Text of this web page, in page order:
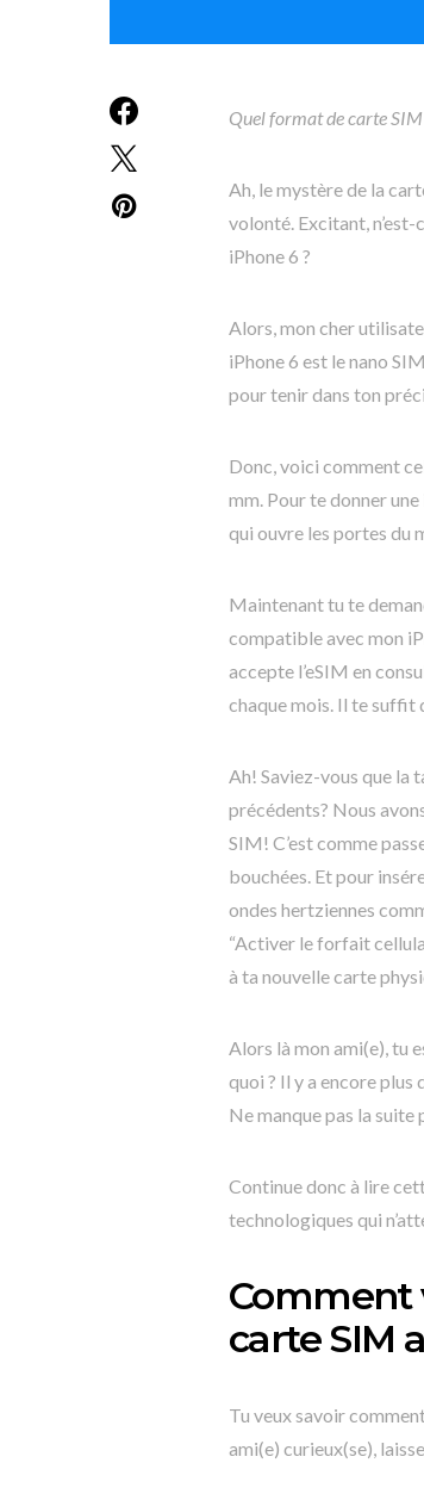
Quel format de carte
Ah, le mystère de la
volonté. Excitant,
iPhone 6 ?
Alors, mon cher
iPhone 6 est le nano
pour tenir dans ton
Donc, voici comment
mm. Pour te donner
qui ouvre les portes du
Maintenant tu te
compatible avec mon
accepte l’eSIM en
chaque mois. Il te suffit
Ah! Saviez-vous que la
précédents? Nous
SIM! C’est comme
bouchées. Et pour
ondes hertziennes
“Activer le forfait
à ta nouvelle carte
Alors là mon ami(e), tu
quoi ? Il y a encore plus
Ne manque pas la
Continue donc à lire
technologiques qui
Comment
carte SIM
Tu veux savoir
ami(e) curieux(se),